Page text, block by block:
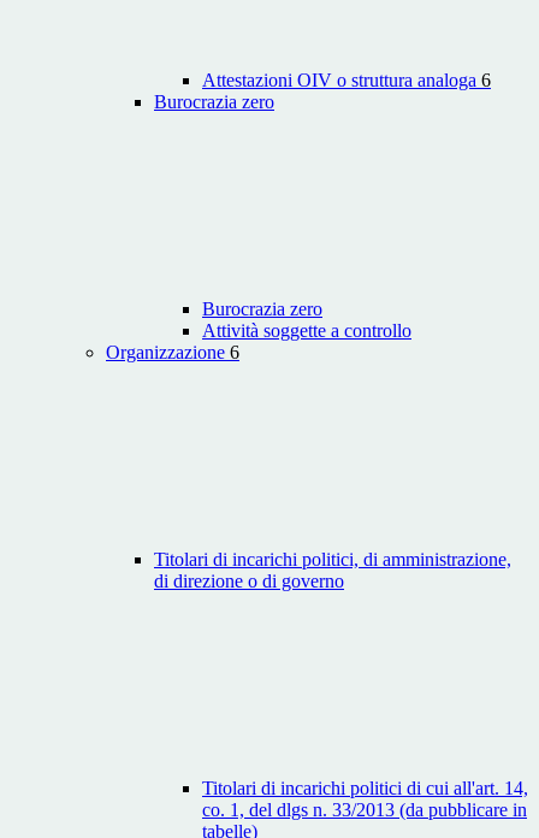
Attestazioni OIV o struttura analoga 6
Burocrazia zero
Burocrazia zero
Attività soggette a controllo
Organizzazione 6
Titolari di incarichi politici, di amministrazione,
di direzione o di governo
Titolari di incarichi politici di cui all'art. 14,
co. 1, del dlgs n. 33/2013 (da pubblicare in
tabelle)